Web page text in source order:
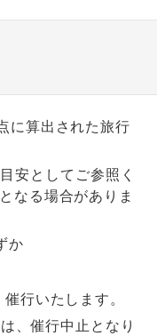
に算出された旅行
安としてご参照く
なる場合がありま
か
行いたします。
、催行中止となり